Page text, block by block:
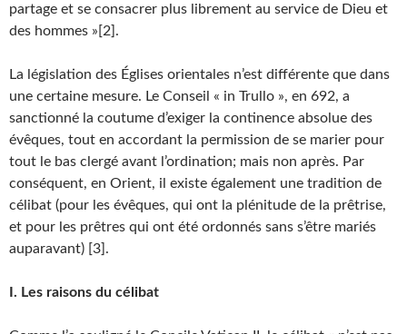
partage et se consacrer plus librement au service de Dieu et
des hommes »[2].
La législation des Églises orientales n’est différente que dans
une certaine mesure. Le Conseil « in Trullo », en 692, a
sanctionné la coutume d’exiger la continence absolue des
évêques, tout en accordant la permission de se marier pour
tout le bas clergé avant l’ordination; mais non après. Par
conséquent, en Orient, il existe également une tradition de
célibat (pour les évêques, qui ont la plénitude de la prêtrise,
et pour les prêtres qui ont été ordonnés sans s’être mariés
auparavant) [3].
I. Les raisons du célibat